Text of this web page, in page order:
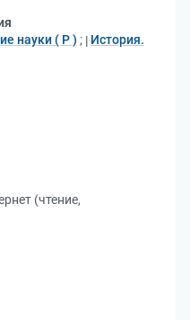
науки ( Р ) ;
История.
(чтение,